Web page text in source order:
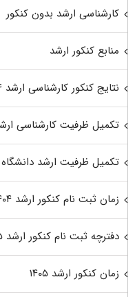
کارشناسی ارشد بدون کنکور
منابع کنکور ارشد
نتایج کنکور کارشناسی ارشد ۱۴۰۴
تکمیل ظرفیت کارشناسی ارشد
تکمیل ظرفیت ارشد دانشگاه آزاد
زمان ثبت نام کنکور ارشد ۱۴۰۴
دفترچه ثبت نام کنکور ارشد ۱۴۰۵
زمان کنکور ارشد ۱۴۰۵